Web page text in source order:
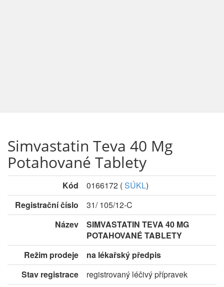
Simvastatin Teva 40 Mg
Potahované Tablety
Kód 0166172 (SÚKL)
Registrační číslo
31/ 105/12-C
Název
SIMVASTATIN TEVA 40 MG
POTAHOVANÉ TABLETY
Režim prodeje
na lékařský předpis
Stav registrace
registrovaný léčivý přípravek